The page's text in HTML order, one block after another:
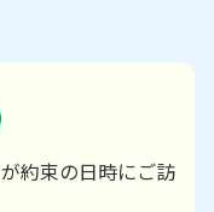
約束の日時にご訪